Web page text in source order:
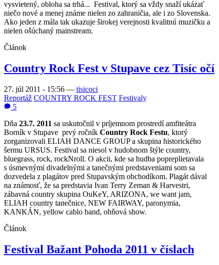
vysvietený, obloha sa trhá... Festival, ktorý sa vždy snaží ukázať
niečo nové a menej známe nielen zo zahraničia, ale i zo Slovenska.
Ako jeden z mála tak ukazuje širokej verejnosti kvalitnú muzičku a
nielen ošúchaný mainstream.
Článok
Country Rock Fest v Stupave cez Tisíc očí
27. júl 2011 - 15:56 — tisicoci
Reportáž COUNTRY ROCK FEST Festivaly
5
Dňa 23.7. 2011 sa uskutočnil v príjemnom prostredí amfiteátra
Borník v Stupave prvý ročník Country Rock Festu, ktorý
zorganizovali ELIAH DANCE GROUP a skupina historického
šermu URSUS. Festival sa niesol v hudobnom štýle country,
bluegrass, rock, rockNroll. O akcii, kde sa hudba popreplietavala
s úsmevnými divadelnými a tanečnými predstaveniami som sa
dozvedela z plagátov pred Stupavským obchodíkom. Plagát dával
na známosť, že sa predstavia Ivan Terry Zeman & Harvestri,
zábavná country skupina OuKeY, ARIZONA, we want jam,
ELIAH country tanečnice, NEW FAIRWAY, paronymia,
KANKÁN, yellow cablo band, ohňová show.
Článok
Festival Bažant Pohoda 2011 v číslach